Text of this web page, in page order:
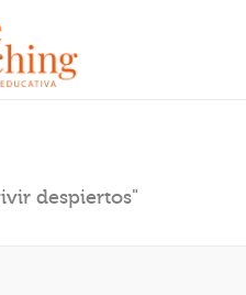
despiertos"